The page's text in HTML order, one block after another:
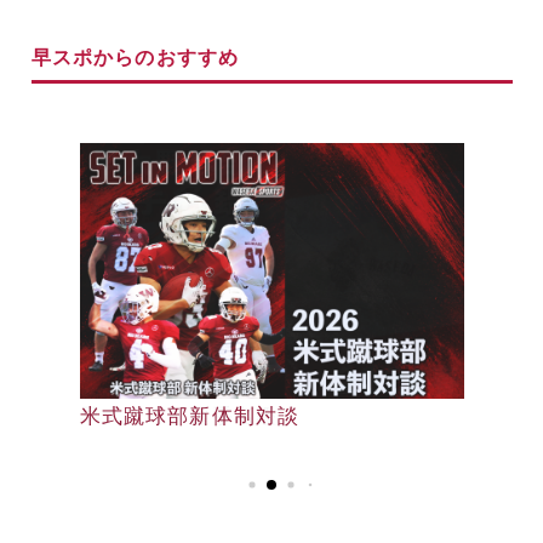
早スポからのおすすめ
早大野球部選手名鑑
米式蹴球部新体制対談
早大野球部選手名鑑